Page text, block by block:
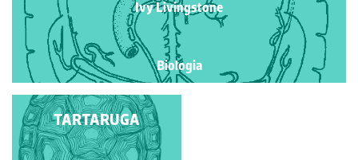
Ivy Livingstone
Biologia
TARTARUGA
TARTARUGA